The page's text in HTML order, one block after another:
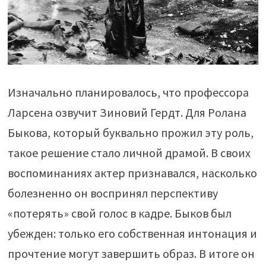
Изначально планировалось, что профессора
Ларсена озвучит Зиновий Гердт. Для Ролана
Быкова, который буквально прожил эту роль,
такое решение стало личной драмой. В своих
воспоминаниях актер признавался, насколько
болезненно он воспринял перспективу
«потерять» свой голос в кадре. Быков был
убежден: только его собственная интонация и
прочтение могут завершить образ. В итоге он